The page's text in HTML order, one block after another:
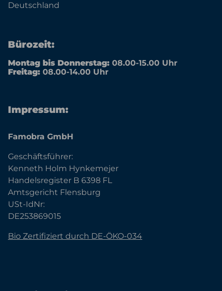
Deutschland
Bürozeit:
Montag bis Donnerstag: 08.00-15.00 Uhr
Freitag: 08.00-14.00 Uhr
Impressum:
Famobra GmbH
Geschäftsführer:
Kenneth Holm Hynkemejer
Handelsregister B 6398 FL
Amtsgericht Flensburg
USt-IdNr:
DE253869015
Bio Zertifiziert durch DE-ÖKO-034